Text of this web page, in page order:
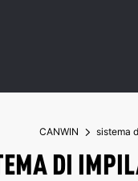
CANWIN sistema
DI